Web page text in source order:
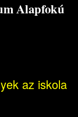
Alapfokú
az iskola